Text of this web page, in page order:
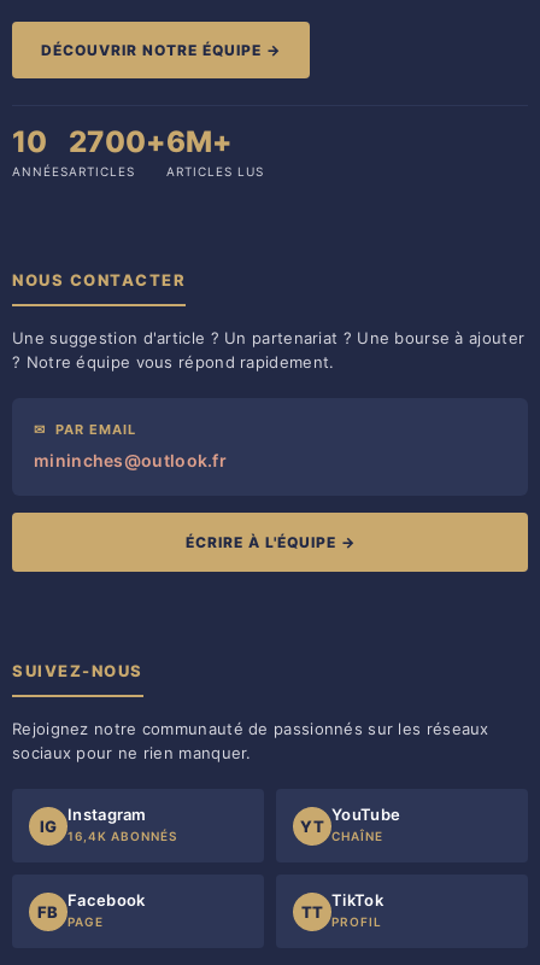
DÉCOUVRIR NOTRE ÉQUIPE →
10
ANNÉES
2700+
ARTICLES
6M+
ARTICLES LUS
NOUS CONTACTER
Une suggestion d'article ? Un partenariat ? Une bourse à ajouter
? Notre équipe vous répond rapidement.
✉ PAR EMAIL
mininches@outlook.fr
ÉCRIRE À L'ÉQUIPE →
SUIVEZ-NOUS
Rejoignez notre communauté de passionnés sur les réseaux
sociaux pour ne rien manquer.
IG
Instagram
16,4K ABONNÉS
YT
YouTube
CHAÎNE
FB
Facebook
PAGE
TT
TikTok
PROFIL